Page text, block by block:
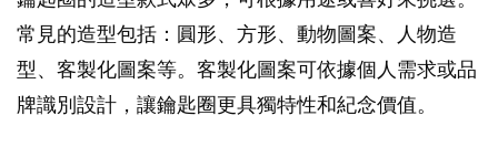
常見的造型包括：圓形、方形、動物圖案、人物造
型、客製化圖案等。客製化圖案可依據個人需求或品
牌識別設計，讓鑰匙圈更具獨特性和紀念價值。